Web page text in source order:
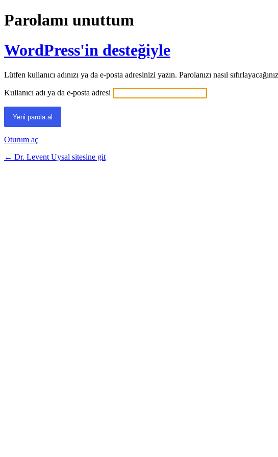
Parolamı unuttum
WordPress'in desteğiyle
Lütfen kullanıcı adınızı ya da e-posta adresinizi yazın. Parolanızı nasıl
Kullanıcı adı ya da e-posta adresi
Oturum aç
← Dr. Levent Uysal sitesine git